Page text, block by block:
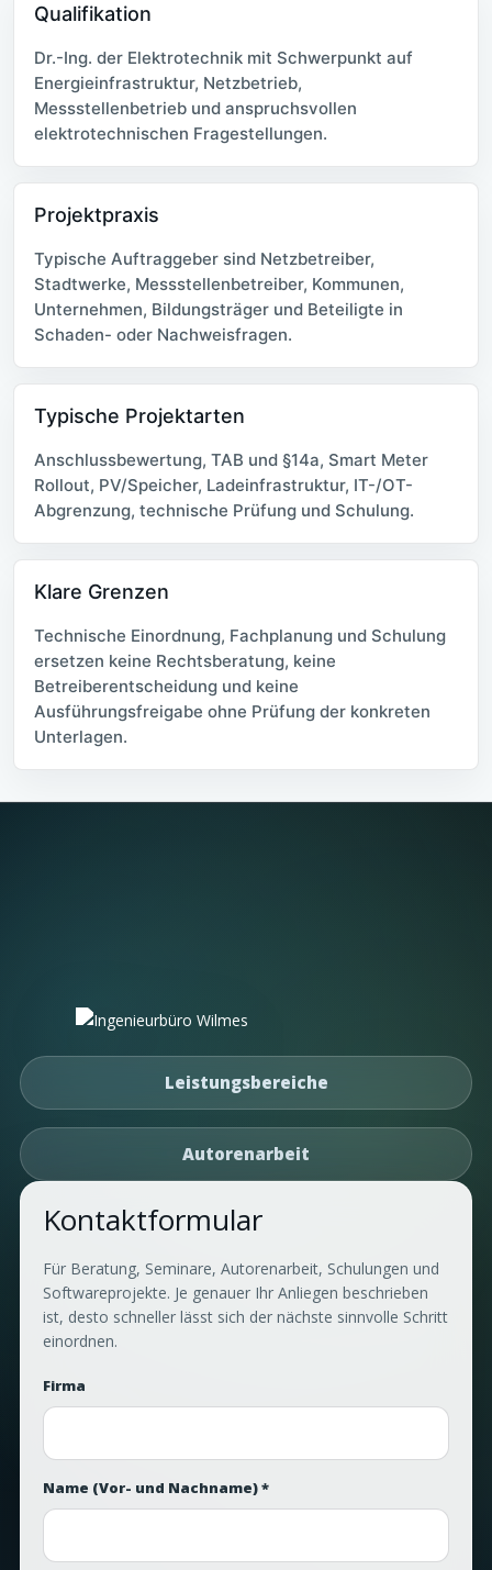
Qualifikation
Dr.-Ing. der Elektrotechnik mit Schwerpunkt auf
Energieinfrastruktur, Netzbetrieb,
Messstellenbetrieb und anspruchsvollen
elektrotechnischen Fragestellungen.
Projektpraxis
Typische Auftraggeber sind Netzbetreiber,
Stadtwerke, Messstellenbetreiber, Kommunen,
Unternehmen, Bildungsträger und Beteiligte in
Schaden- oder Nachweisfragen.
Typische Projektarten
Anschlussbewertung, TAB und §14a, Smart Meter
Rollout, PV/Speicher, Ladeinfrastruktur, IT-/OT-
Abgrenzung, technische Prüfung und Schulung.
Klare Grenzen
Technische Einordnung, Fachplanung und Schulung
ersetzen keine Rechtsberatung, keine
Betreiberentscheidung und keine
Ausführungsfreigabe ohne Prüfung der konkreten
Unterlagen.
Leistungsbereiche
Autorenarbeit
Kontaktformular
Für Beratung, Seminare, Autorenarbeit, Schulungen und
Softwareprojekte. Je genauer Ihr Anliegen beschrieben
ist, desto schneller lässt sich der nächste sinnvolle Schritt
einordnen.
Firma
Name (Vor- und Nachname) *